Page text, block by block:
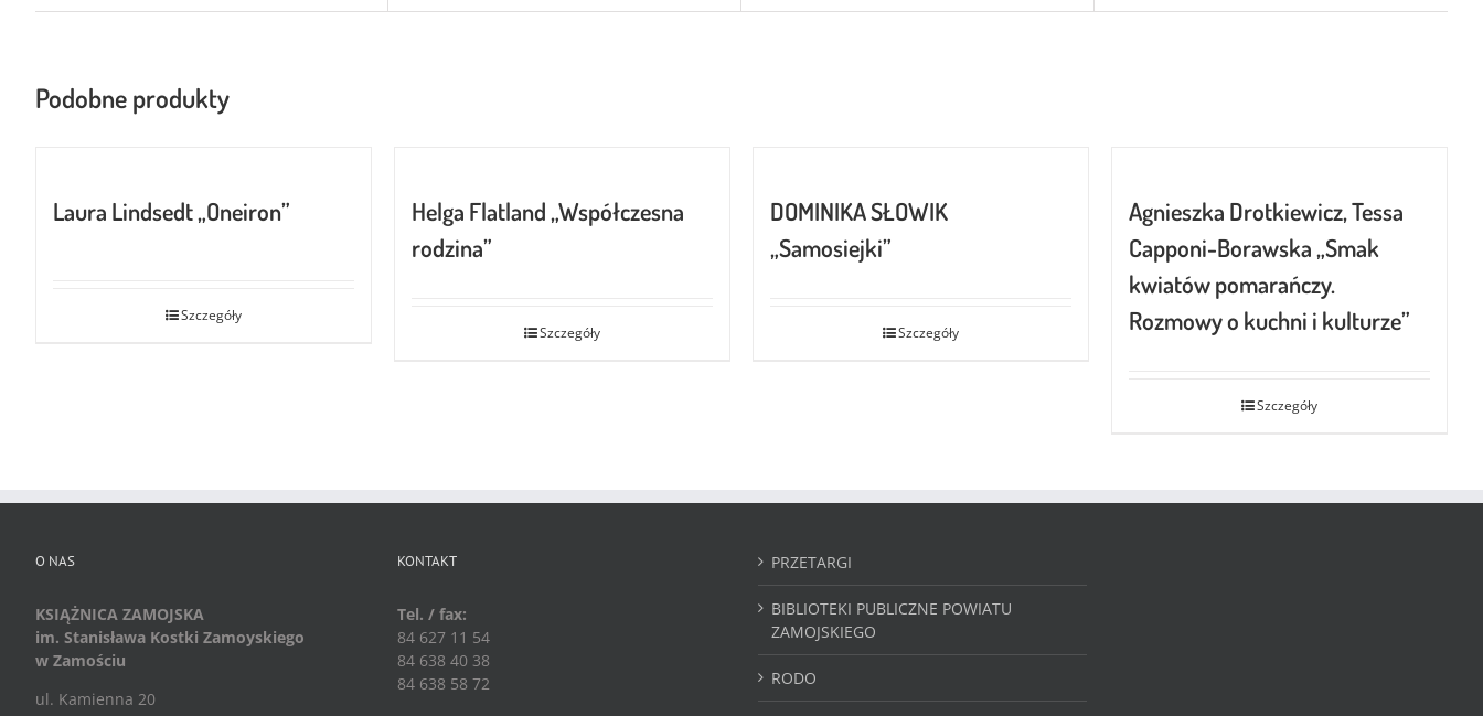
Podobne produkty
Laura Lindsedt „Oneiron”
Szczegóły
Helga Flatland „Współczesna
rodzina”
Szczegóły
DOMINIKA SŁOWIK
„Samosiejki”
Szczegóły
Agnieszka Drotkiewicz, Tessa
Capponi-Borawska „Smak
kwiatów pomarańczy.
Rozmowy o kuchni i kulturze”
Szczegóły
O NAS
KSIĄŻNICA ZAMOJSKA
im. Stanisława Kostki Zamoyskiego
w Zamościu
ul. Kamienna 20
KONTAKT
Tel. / fax:
84 627 11 54
84 638 40 38
84 638 58 72
PRZETARGI
BIBLIOTEKI PUBLICZNE POWIATU
ZAMOJSKIEGO
RODO